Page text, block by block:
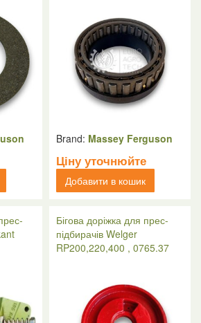
Brand: Massey Ferguson
Ціну уточнюйте
Добавити в кошик
Бігова доріжка для прес-
підбирачів Welger
RP200,220,400 , 0765.37